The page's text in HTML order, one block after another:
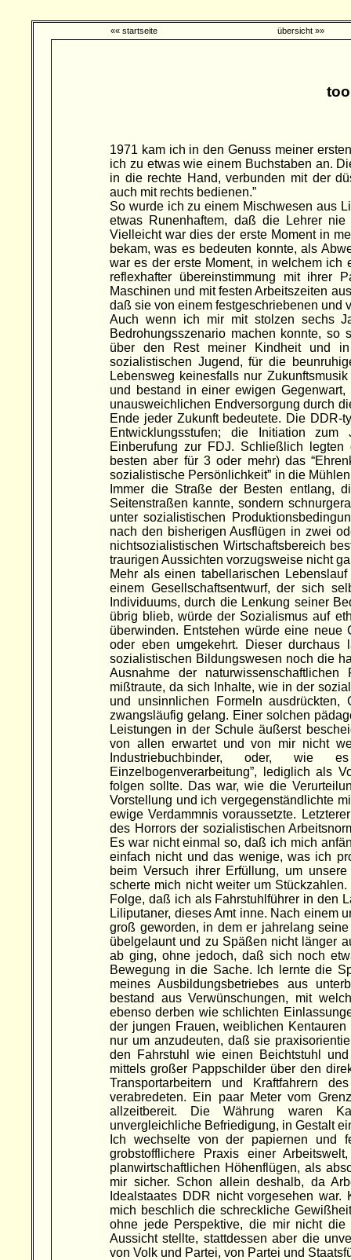
«« startseite übersicht »»
1971 kam ich in den Genuss meiner
ich zu etwas wie einem Buchstaben an.
in die rechte Hand, verbunden mit der
auch mit rechts bedienen.”
So wurde ich zu einem Mischwesen aus
etwas Runenhaftem, daß die Lehrer
Vielleicht war dies der erste Moment in
bekam, was es bedeuten konnte, als
war es der erste Moment, in welchem ich
reflexhafter übereinstimmung mit ihrer
Maschinen und mit festen Arbeitszeiten
daß sie von einem festgeschriebenen und
Auch wenn ich mir mit stolzen sechs
Bedrohungsszenario machen konnte, so
über den Rest meiner Kindheit und
sozialistischen Jugend, für die
Lebensweg keinesfalls nur
und bestand in einer ewigen
unausweichlichen Endversorgung durch
Ende jeder Zukunft bedeutete. Die DDR-
Entwicklungsstufen; die Initiation
Einberufung zur FDJ. Schließlich
besten aber für 3 oder mehr) das
sozialistische Persönlichkeit” in die
Immer die Straße der Besten entlang,
Seitenstraßen kannte, sondern
unter sozialistischen
nach den bisherigen Ausflügen in zwei
nichtsozialistischen Wirtschaftsbereich
traurigen Aussichten vorzugsweise nicht
Mehr als einen tabellarischen
einem Gesellschaftsentwurf, der sich
Individuums, durch die Lenkung seiner
übrig blieb, würde der Sozialismus auf
überwinden. Entstehen würde eine
oder eben umgekehrt. Dieser
sozialistischen Bildungswesen noch die
Ausnahme der
mißtraute, da sich Inhalte, wie in der
und unsinnlichen Formeln
zwangsläufig gelang. Einer solchen
Leistungen in der Schule äußerst
von allen erwartet und von mir nicht
Industriebuchbinder, oder, wie
Einzelbogenverarbeitung”, lediglich als
folgen sollte. Das war, wie die
Vorstellung und ich vergegenständlichte
ewige Verdammnis voraussetzte.
des Horrors der sozialistischen
Es war nicht einmal so, daß ich mich
einfach nicht und das wenige, was ich
beim Versuch ihrer Erfüllung, um
scherte mich nicht weiter um
Folge, daß ich als Fahrstuhlführer in den
Liliputaner, dieses Amt inne. Nach einem
groß geworden, in dem er jahrelang
übelgelaunt und zu Späßen nicht länger
ab ging, ohne jedoch, daß sich noch
Bewegung in die Sache. Ich lernte die
meines Ausbildungsbetriebes aus
bestand aus Verwünschungen, mit
ebenso derben wie schlichten
der jungen Frauen, weiblichen
nur um anzudeuten, daß sie
den Fahrstuhl wie einen Beichtstuhl
mittels großer Pappschilder über den
Transportarbeitern und Kraftfahrern
verabredeten. Ein paar Meter vom
allzeitbereit. Die Währung waren
unvergleichliche Befriedigung, in Gestalt
Ich wechselte von der papiernen und
grobstofflichere Praxis einer
planwirtschaftlichen Höhenflügen, als
mir sicher. Schon allein deshalb, da
Idealstaates DDR nicht vorgesehen
mich beschlich die schreckliche
ohne jede Perspektive, die mir nicht die
Aussicht stellte, stattdessen aber die
von Volk und Partei, von Partei und